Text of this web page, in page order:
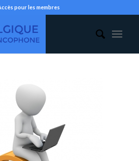
pour les membres